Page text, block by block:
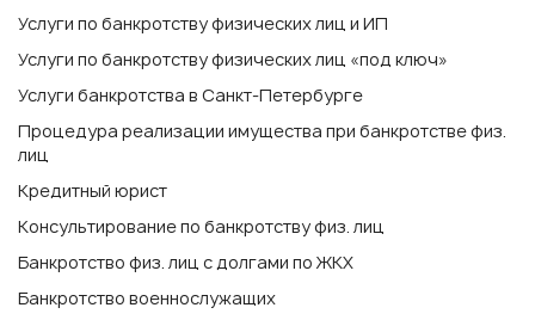
Услуги по банкротству физических лиц и ИП
Услуги по банкротству физических лиц «под ключ»
Услуги банкротства в Санкт-Петербурге
Процедура реализации имущества при банкротстве физ.
лиц
Кредитный юрист
Консультирование по банкротству физ. лиц
Банкротство физ. лиц с долгами по ЖКХ
Банкротство военнослужащих